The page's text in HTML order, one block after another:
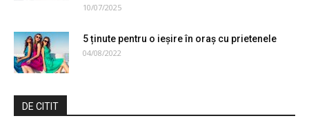
10/07/2025
5 ținute pentru o ieșire în oraș cu prietenele
04/08/2022
DE CITIT